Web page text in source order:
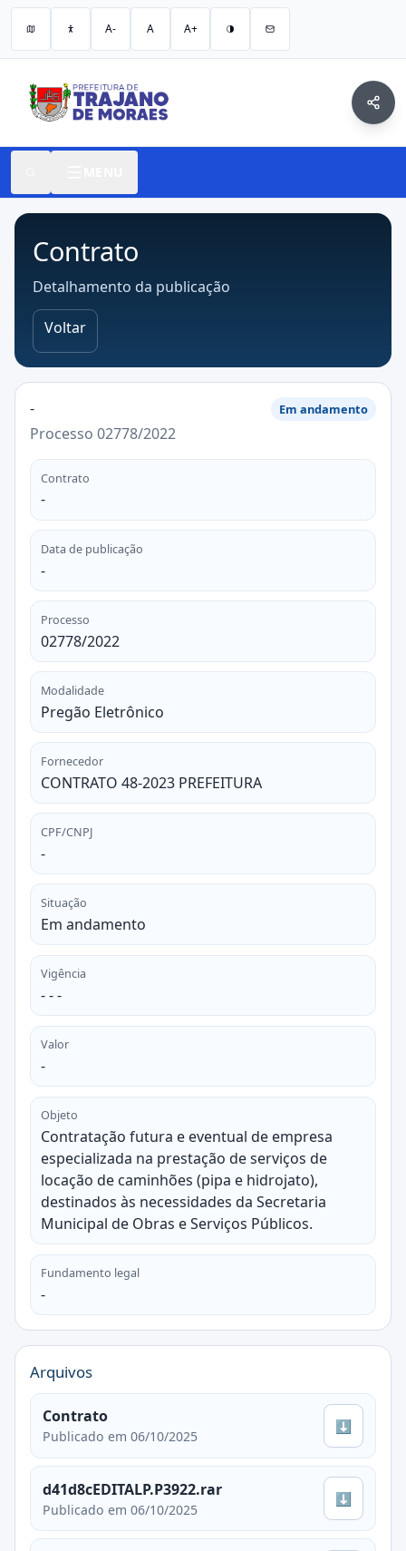
A- A A+
Contrato
Detalhamento da publicação
Voltar
-
Processo 02778/2022
Em andamento
Contrato
-
Data de publicação
-
Processo
02778/2022
Modalidade
Pregão Eletrônico
Fornecedor
CONTRATO 48-2023 PREFEITURA
CPF/CNPJ
-
Situação
Em andamento
Vigência
- - -
Valor
-
Objeto
Contratação futura e eventual de empresa
especializada na prestação de serviços de
locação de caminhões (pipa e hidrojato),
destinados às necessidades da Secretaria
Municipal de Obras e Serviços Públicos.
Fundamento legal
-
Arquivos
Contrato
Publicado em 06/10/2025
⬇
d41d8cEDITALP.P3922.rar
Publicado em 06/10/2025
⬇